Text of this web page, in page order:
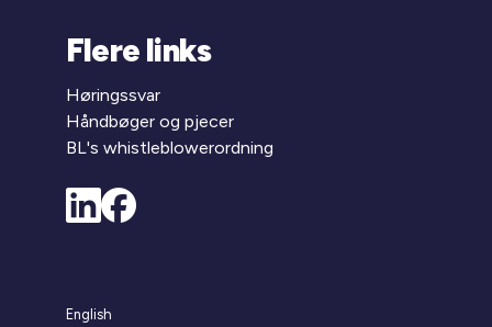
Flere links
Høringssvar
Håndbøger og pjecer
BL's whistleblowerordning
English